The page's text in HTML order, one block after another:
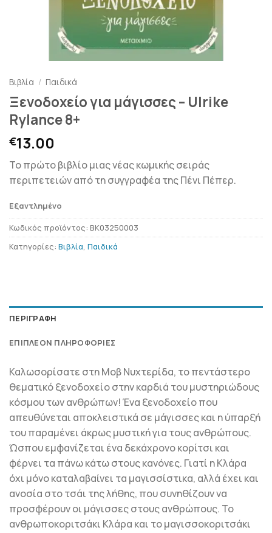
Βιβλία / Παιδικά
Ξενοδοχείο για μάγισσες – Ulrike
Rylance 8+
€13.00
Το πρώτο βιβλίο μιας νέας κωμικής σειράς
περιπετειών από τη συγγραφέα της Πένι Πέπερ.
Εξαντλημένο
Κωδικός προϊόντος: BK03250003
Κατηγορίες: Βιβλία, Παιδικά
ΠΕΡΙΓΡΑΦΉ
ΕΠΙΠΛΈΟΝ ΠΛΗΡΟΦΟΡΊΕΣ
Καλωσορίσατε στη Μοβ Νυχτερίδα, το πεντάστερο
θεµατικό ξενοδοχείο στην καρδιά του µυστηριώδους
κόσµου των ανθρώπων! Ένα ξενοδοχείο που
απευθύνεται αποκλειστικά σε µάγισσες και η ύπαρξή
του παραµένει άκρως µυστική για τους ανθρώπους.
Ώσπου εµφανίζεται ένα δεκάχρονο κορίτσι και
φέρνει τα πάνω κάτω στους κανόνες. Γιατί η Κλάρα
όχι µόνο καταλαβαίνει τα µαγισσίστικα, αλλά έχει και
ανοσία στο τσάι της λήθης, που συνηθίζουν να
προσφέρουν οι µάγισσες στους ανθρώπους. Το
ανθρωποκοριτσάκι Κλάρα και το µαγισσοκοριτσάκι